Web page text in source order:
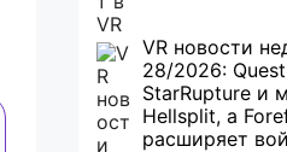
VR новости
28/2026:
StarRupture и
Hellsplit, а
расширяет